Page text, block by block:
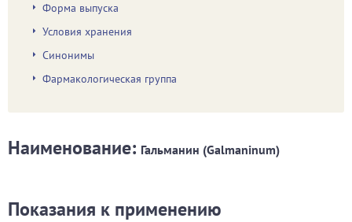
Форма выпуска
Условия хранения
Синонимы
Фармакологическая группа
Наименование: Гальманин (Galmaninum)
Показания к применению